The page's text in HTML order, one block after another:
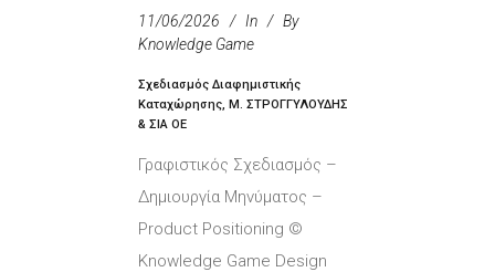
11/06/2026 In
By
Knowledge Game
Σχεδιασμός Διαφημιστικής
Καταχώρησης, Μ. ΣΤΡΟΓΓΥΛΟΥΔΗΣ
& ΣΙΑ ΟΕ
Γραφιστικός Σχεδιασμός –
Δημιουργία Μηνύματος –
Product Positioning ©
Knowledge Game Design